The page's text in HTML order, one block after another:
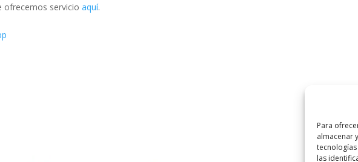
Para
almacenar
las
ofrecemos servicioaquí.